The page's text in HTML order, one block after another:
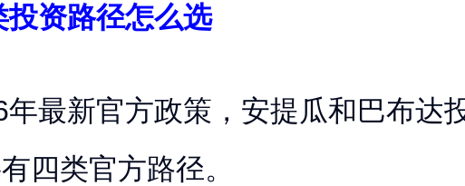
投资路径怎么选
最新官方政策，安提瓜和巴布达
四类官方路径。